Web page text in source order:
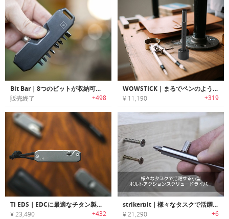
Bit Bar｜8つのビットが収納可能なコンパクトデザインスクリュードライバーセット「ビットバー」
販売終了 +498
WOWSTICK｜まるでペンのようなデザインのスタイリッシュ電動ドライバー「ワォスティック」
¥ 11,190 +319
Ti EDS｜EDCに最適なチタン製スクリュードライバービットキット「Ti EDS」
¥ 23,490 +432
strikerbit｜様々なタスクで活躍する小型ボルトアクションスクリュードライバー「ストライカービット」
¥ 21,290 +6